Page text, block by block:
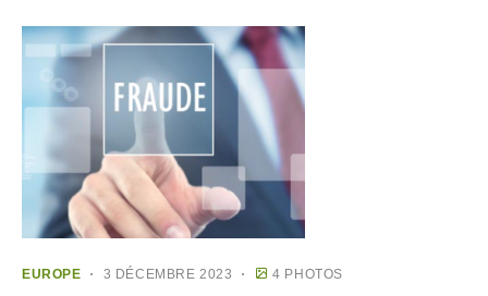
EUROPE 3 DÉCEMBRE 2023 4 PHOTOS